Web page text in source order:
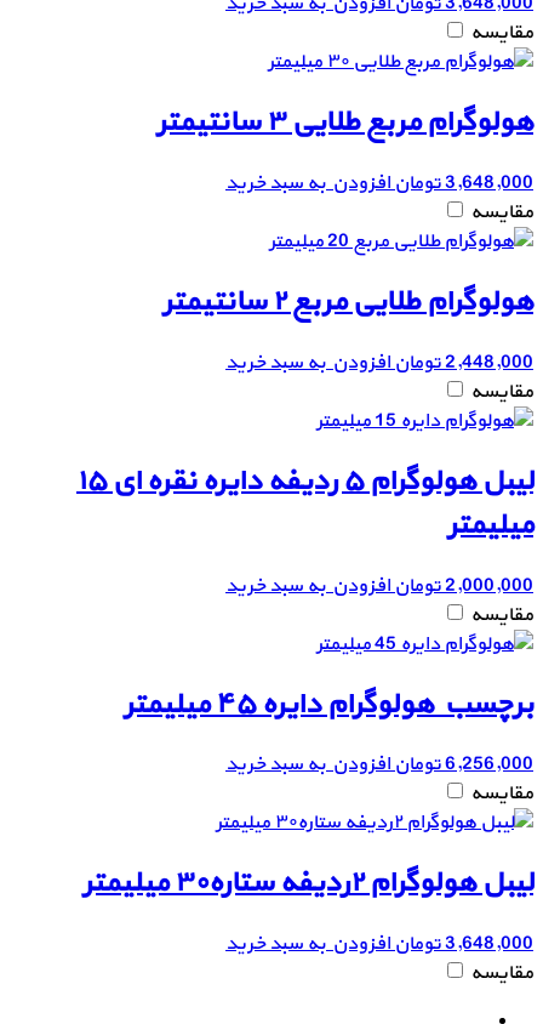
مقایسه
هولوگرام مربع طلایی ۳ سانتیمتر
3,648,000تومانافزودن به سبد خرید
مقایسه
هولوگرام طلایی مربع ۲ سانتیمتر
2,448,000تومانافزودن به سبد خرید
مقایسه
لیبل هولوگرام ۵ ردیفه دایره نقره ای ۱۵
میلیمتر
2,000,000تومانافزودن به سبد خرید
مقایسه
برچسب هولوگرام دایره ۴۵ میلیمتر
6,256,000تومانافزودن به سبد خرید
مقایسه
لیبل هولوگرام ۲ردیفه ستاره۳۰ میلیمتر
3,648,000تومانافزودن به سبد خرید
مقایسه